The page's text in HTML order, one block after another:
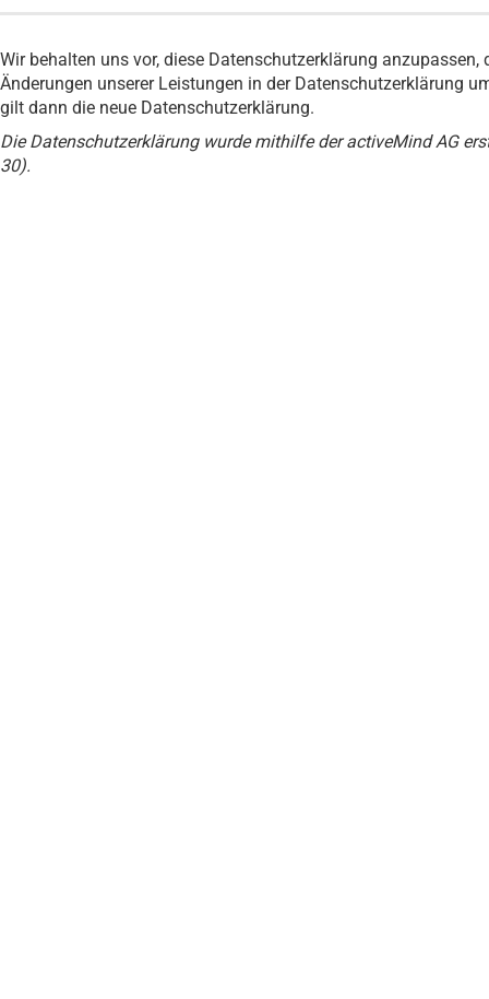
Wir behalten uns vor, diese Datenschutzerklärung
Änderungen unserer Leistungen in der Datenschutzerklärung
gilt dann die neue Datenschutzerklärung.
Die Datenschutzerklärung wurde mithilfe der activeMind AG
30).